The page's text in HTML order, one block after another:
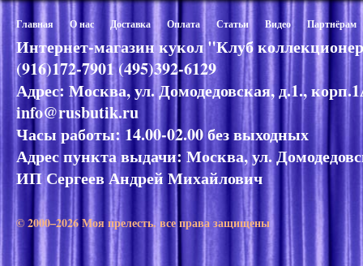
Главная О нас Доставка Оплата Статьи Видео Партнёрам
Интернет-магазин кукол "Клуб
(916)172-7901 (495)392-6129
Адрес: Москва, ул. Домодедовская, д.1.,
info@rusbutik.ru
Часы работы: 14.00-02.00 без выходных
Адрес пункта выдачи: Москва, ул.
ИП Сергеев Андрей Михайлович
© 2000–2026 Моя прелесть. все права защищены